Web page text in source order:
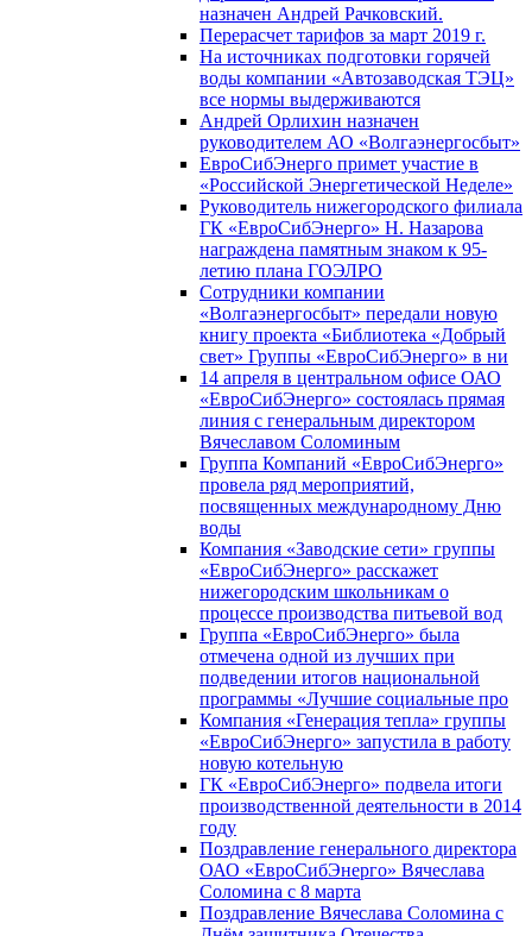
назначен Андрей Рачковский.
Перерасчет тарифов за март 2019 г.
На источниках подготовки горячей
воды компании «Автозаводская ТЭЦ»
все нормы выдерживаются
Андрей Орлихин назначен
руководителем АО «Волгаэнергосбыт»
ЕвроСибЭнерго примет участие в
«Российской Энергетической Неделе»
Руководитель нижегородского филиала
ГК «ЕвроСибЭнерго» Н. Назарова
награждена памятным знаком к 95-
летию плана ГОЭЛРО
Сотрудники компании
«Волгаэнергосбыт» передали новую
книгу проекта «Библиотека «Добрый
свет» Группы «ЕвроСибЭнерго» в ни
14 апреля в центральном офисе ОАО
«ЕвроСибЭнерго» состоялась прямая
линия с генеральным директором
Вячеславом Соломиным
Группа Компаний «ЕвроСибЭнерго»
провела ряд мероприятий,
посвященных международному Дню
воды
Компания «Заводские сети» группы
«ЕвроСибЭнерго» расскажет
нижегородским школьникам о
процессе производства питьевой вод
Группа «ЕвроСибЭнерго» была
отмечена одной из лучших при
подведении итогов национальной
программы «Лучшие социальные про
Компания «Генерация тепла» группы
«ЕвроСибЭнерго» запустила в работу
новую котельную
ГК «ЕвроСибЭнерго» подвела итоги
производственной деятельности в 2014
году
Поздравление генерального директора
ОАО «ЕвроСибЭнерго» Вячеслава
Соломина с 8 марта
Поздравление Вячеслава Соломина с